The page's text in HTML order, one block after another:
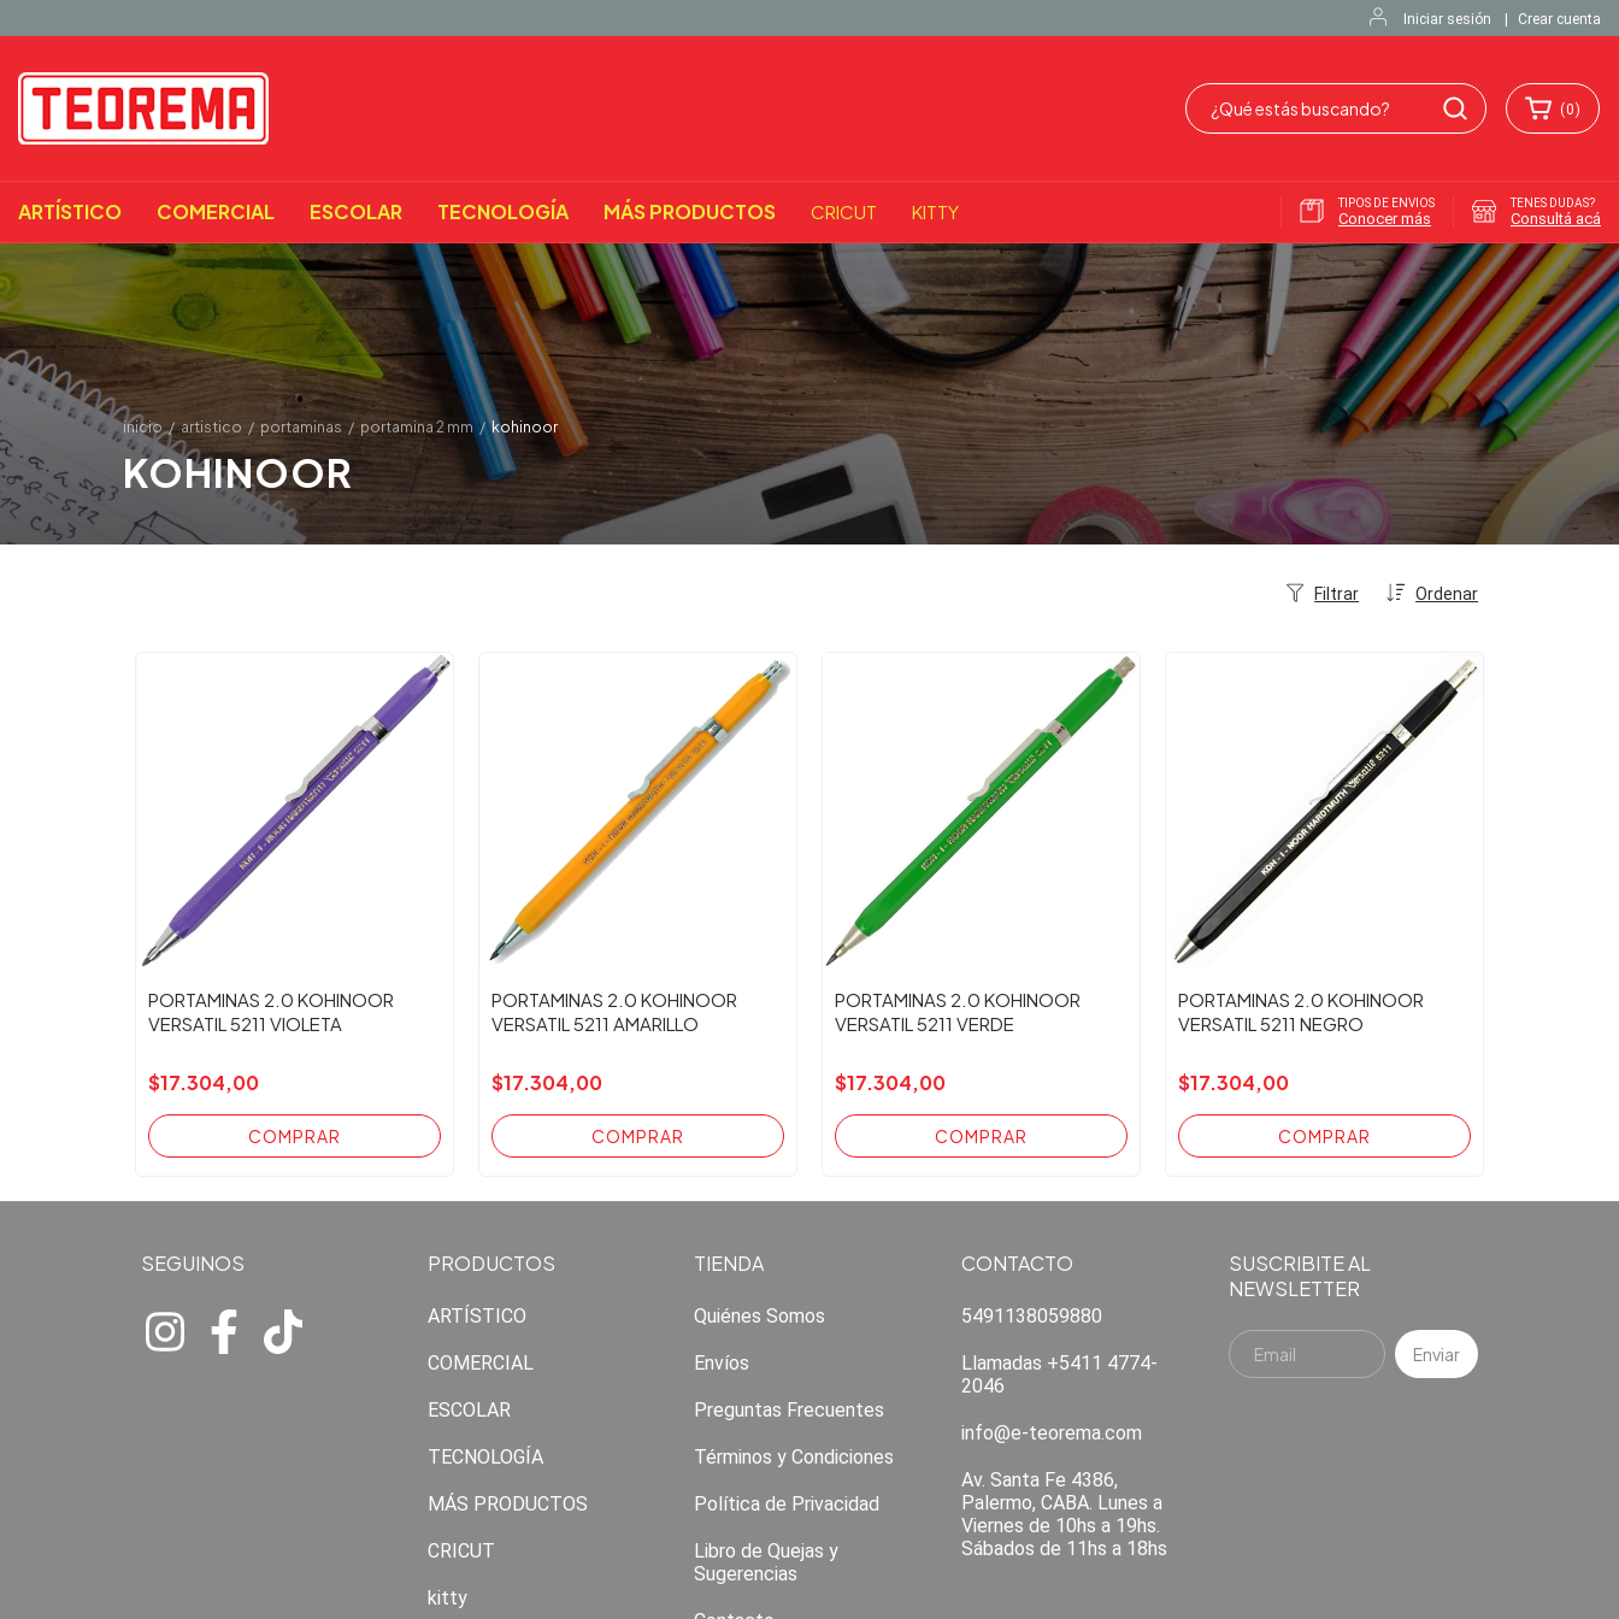
Iniciar sesión Crear cuenta
(0)
ARTÍSTICO COMERCIAL ESCOLAR TECNOLOGÍA MÁS PRODUCTOS CRICUT KITTY TIPOS DE ENVIOS
Conocer más
TENES DUDAS?
Consultá acá
inicio / artistico / portaminas / portamina 2 mm / kohinoor
KOHINOOR
Ordenar
Filtrar
PORTAMINAS 2.0 KOHINOOR
VERSATIL 5211 VIOLETA
$17.304,00
PORTAMINAS 2.0 KOHINOOR
VERSATIL 5211 AMARILLO
$17.304,00
PORTAMINAS 2.0 KOHINOOR
VERSATIL 5211 VERDE
$17.304,00
PORTAMINAS 2.0 KOHINOOR
VERSATIL 5211 NEGRO
$17.304,00
SEGUINOS PRODUCTOS
ARTÍSTICO
COMERCIAL
ESCOLAR
TECNOLOGÍA
MÁS PRODUCTOS
CRICUT
kitty
TIENDA
Quiénes Somos
Envíos
Preguntas Frecuentes
Términos y Condiciones
Política de Privacidad
Libro de Quejas y
Sugerencias
CONTACTO
5491138059880
Llamadas +5411 4774-
2046
info@e-teorema.com
Av. Santa Fe 4386,
Palermo, CABA. Lunes a
Viernes de 10hs a 19hs.
Sábados de 11hs a 18hs
SUSCRIBITE AL
NEWSLETTER